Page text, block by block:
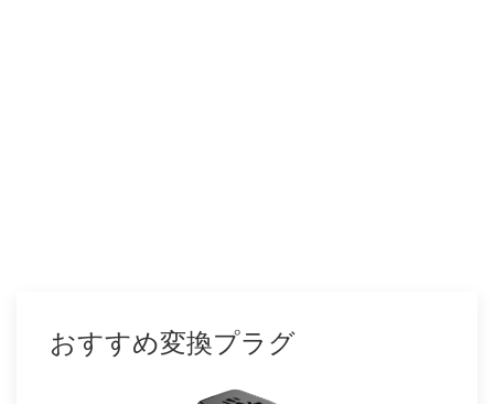
おすすめ変換プラグ